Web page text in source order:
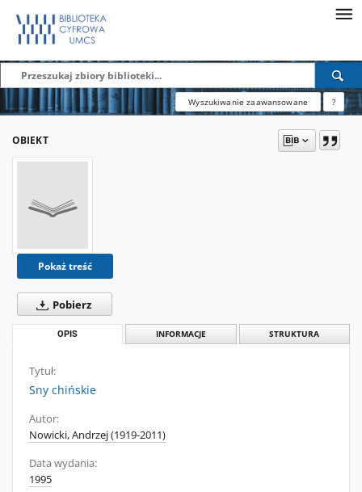
Wyszukiwanie zaawansowane ?
OBIEKT
Pokaż treść
Pobierz
OPIS INFORMACJE STRUKTURA
Tytuł:
Sny chińskie
Autor:
Nowicki, Andrzej (1919-2011)
Data wydania:
1995